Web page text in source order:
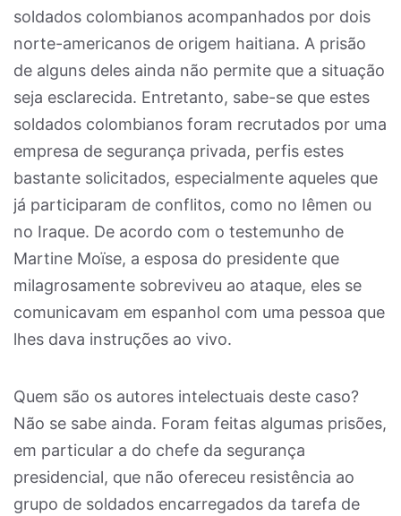
soldados colombianos acompanhados por dois
norte-americanos de origem haitiana. A prisão
de alguns deles ainda não permite que a situação
seja esclarecida. Entretanto, sabe-se que estes
soldados colombianos foram recrutados por uma
empresa de segurança privada, perfis estes
bastante solicitados, especialmente aqueles que
já participaram de conflitos, como no Iêmen ou
no Iraque. De acordo com o testemunho de
Martine Moïse, a esposa do presidente que
milagrosamente sobreviveu ao ataque, eles se
comunicavam em espanhol com uma pessoa que
lhes dava instruções ao vivo.
Quem são os autores intelectuais deste caso?
Não se sabe ainda. Foram feitas algumas prisões,
em particular a do chefe da segurança
presidencial, que não ofereceu resistência ao
grupo de soldados encarregados da tarefa de